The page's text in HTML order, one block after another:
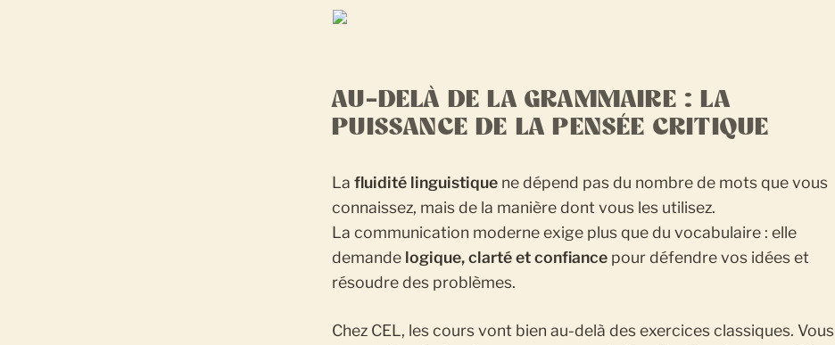
AU-DELÀ DE LA GRAMMAIRE : LA
PUISSANCE DE LA PENSÉE CRITIQUE
Lafluidité linguistique ne dépend pas du nombre de mots que vous
connaissez, mais de la manière dont vous les utilisez.
La communication moderne exige plus que du vocabulaire : elle
demande logique, clarté et confiance pour défendre vos idées et
résoudre des problèmes.
Chez CEL, les cours vont bien au-delà des exercices classiques. Vous